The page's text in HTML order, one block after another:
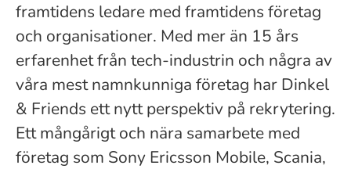
framtidens ledare med framtidens företag
och organisationer. Med mer än 15 års
erfarenhet från tech-industrin och några av
våra mest namnkunniga företag har Dinkel
& Friends ett nytt perspektiv på rekrytering.
Ett mångårigt och nära samarbete med
företag som Sony Ericsson Mobile, Scania,